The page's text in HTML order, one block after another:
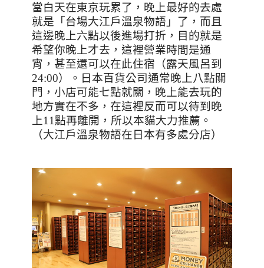
當白天在東京玩累了，晚上最好的去處
就是「台場大江戶溫泉物語」了，而且
這邊晚上六點以後進場打折，目的就是
希望你晚上才去，這裡營業時間是通
宵，甚至還可以在此住宿（露天風呂到
24:00）。日本百貨公司通常晚上八點關
門，小店可能七點就關，晚上能去玩的
地方實在不多，在這裡反而可以待到晚
上11 點再離開，所以本貓大力推薦。
（大江戶溫泉物語在日本有多處分店）